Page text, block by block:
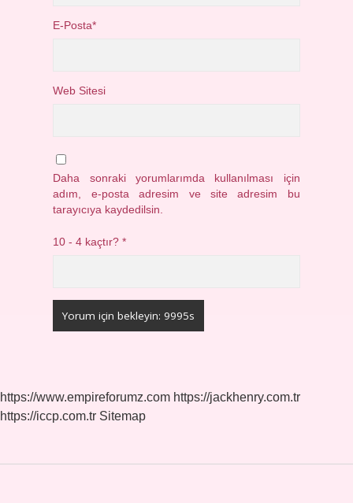
E-Posta*
Web Sitesi
Daha sonraki yorumlarımda kullanılması için
adım, e-posta adresim ve site adresim bu
tarayıcıya kaydedilsin.
10 - 4 kaçtır?*
https://www.empireforumz.com https://jackhenry.com.tr
https://iccp.com.tr Sitemap